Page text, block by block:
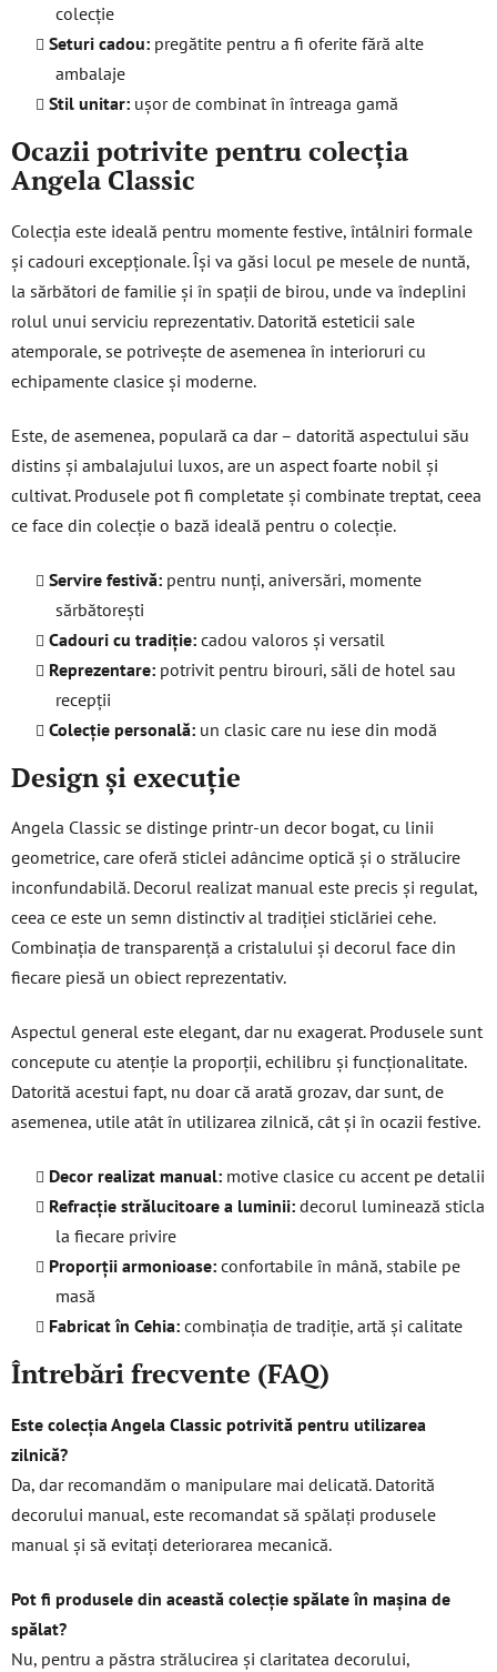
colecție
Seturi cadou: pregătite pentru a fi oferite fără alte
ambalaje
Stil unitar: ușor de combinat în întreaga gamă
Ocazii potrivite pentru colecția
Angela Classic
Colecția este ideală pentru momente festive, întâlniri formale
și cadouri excepționale. Își va găsi locul pe mesele de nuntă,
la sărbători de familie și în spații de birou, unde va îndeplini
rolul unui serviciu reprezentativ. Datorită esteticii sale
atemporale, se potrivește de asemenea în interioruri cu
echipamente clasice și moderne.
Este, de asemenea, populară ca dar – datorită aspectului său
distins și ambalajului luxos, are un aspect foarte nobil și
cultivat. Produsele pot fi completate și combinate treptat, ceea
ce face din colecție o bază ideală pentru o colecție.
Servire festivă: pentru nunți, aniversări, momente
sărbătorești
Cadouri cu tradiție: cadou valoros și versatil
Reprezentare: potrivit pentru birouri, săli de hotel sau
recepții
Colecție personală: un clasic care nu iese din modă
Design și execuție
Angela Classic se distinge printr-un decor bogat, cu linii
geometrice, care oferă sticlei adâncime optică și o strălucire
inconfundabilă. Decorul realizat manual este precis și regulat,
ceea ce este un semn distinctiv al tradiției sticlăriei cehe.
Combinația de transparență a cristalului și decorul face din
fiecare piesă un obiect reprezentativ.
Aspectul general este elegant, dar nu exagerat. Produsele sunt
concepute cu atenție la proporții, echilibru și funcționalitate.
Datorită acestui fapt, nu doar că arată grozav, dar sunt, de
asemenea, utile atât în utilizarea zilnică, cât și în ocazii festive.
Decor realizat manual: motive clasice cu accent pe detalii
Refracție strălucitoare a luminii: decorul luminează sticla
la fiecare privire
Proporții armonioase: confortabile în mână, stabile pe
masă
Fabricat în Cehia: combinația de tradiție, artă și calitate
Întrebări frecvente (FAQ)
Este colecția Angela Classic potrivită pentru utilizarea
zilnică?
Da, dar recomandăm o manipulare mai delicată. Datorită
decorului manual, este recomandat să spălați produsele
manual și să evitați deteriorarea mecanică.
Pot fi produsele din această colecție spălate în mașina de
spălat?
Nu, pentru a păstra strălucirea și claritatea decorului,